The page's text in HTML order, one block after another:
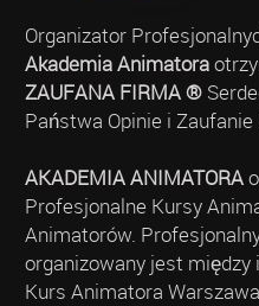
Organizator
Akademia Animatora
ZAUFANA FIRMA ®
Państwa Opinie i Zaufanie
AKADEMIA ANIMATORA
Profesjonalne Kursy
Animatorów.
organizowany jest
Kurs Animatora